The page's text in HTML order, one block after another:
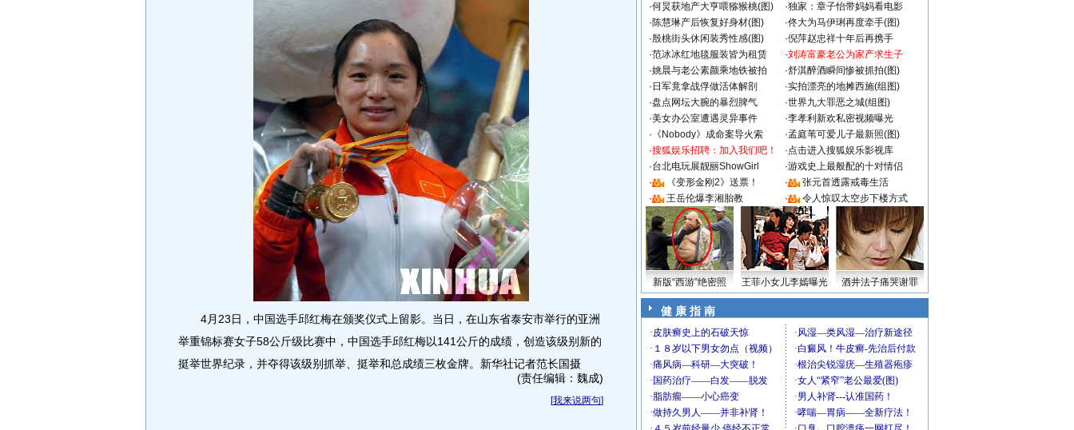
4月23日，中国选手邱红梅在颁奖仪式上留影。当日，在山东省泰安市举行的亚洲
举重锦标赛女子58公斤级比赛中，中国选手邱红梅以141公斤的成绩，创造该级别新的
挺举世界纪录，并夺得该级别抓举、挺举和总成绩三枚金牌。新华社记者范长国摄
(责任编辑：魏成)
[我来说两句]
·何炅获地产大亨喂猕猴桃(图) ·独家：章子怡带妈妈看电影
·陈慧琳产后恢复好身材(图) ·佟大为马伊琍再度牵手(图)
·殷桃街头休闲装秀性感(图) ·倪萍赵忠祥十年后再携手
·范冰冰红地毯服装皆为租赁 ·刘涛富豪老公为家产求生子
·姚晨与老公素颜乘地铁被拍 ·舒淇醉酒瞬间惨被抓拍(图)
· 日军竟拿战俘做活体解剖 ·实拍漂亮的地摊西施(组图)
·盘点网坛大腕的暴烈脾气 ·世界九大罪恶之城(组图)
·美女办公室遭遇灵异事件 ·李孝利新欢私密视频曝光
· 《Nobody》成命案导火索 ·孟庭苇可爱儿子最新照(图)
·搜狐娱乐招聘：加入我们吧！ ·点击进入搜狐娱乐影视库
·台北电玩展靓丽ShowGirl ·游戏史上最般配的十对情侣
·
《变形金刚2》送票！ ·
张元首透露戒毒生活
·
王岳伦爆李湘胎教 · 令人惊叹太空步下楼方式
新版“西游”绝密照 王菲小女儿李嫣曝光 酒井法子痛哭谢罪
健 康 指 南